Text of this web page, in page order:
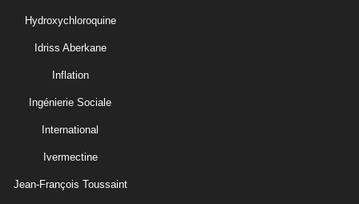
Hydroxychloroquine
Idriss Aberkane
Inflation
Ingénierie Sociale
International
Ivermectine
Jean-François Toussaint